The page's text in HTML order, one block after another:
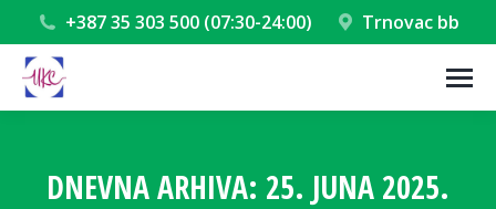
+387 35 303 500 (07:30-24:00) Trnovac bb
DNEVNA ARHIVA: 25. JUNA 2025.